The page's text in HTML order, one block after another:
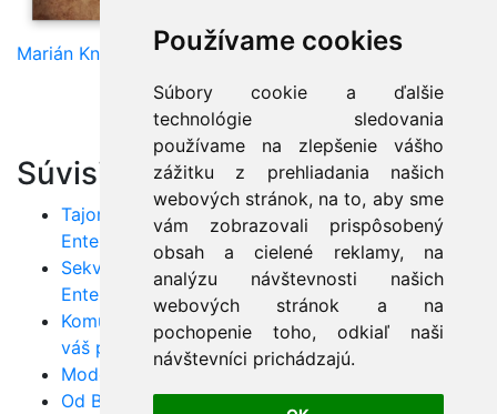
Používame cookies
Súbory cookie a ďalšie
technológie sledovania
používame na zlepšenie vášho
zážitku z prehliadania našich
webových stránok, na to, aby sme
vám zobrazovali prispôsobený
obsah a cielené reklamy, na
analýzu návštevnosti našich
webových stránok a na
pochopenie toho, odkiaľ naši
návštevníci prichádzajú.
Marián Knězek
Súvisiace články:
Tajomstvá Use-case diagramov v nástroji
Enterprise Architect
Sekvenčné diagramy krok za krokom v
Enterprise Architect
Komunikačné diagramy: Efektívne plánovanie pre
váš projekt
Model Driven Development: Využite MDA v praxi
Od BPM k UML: Ako zjednodušiť business